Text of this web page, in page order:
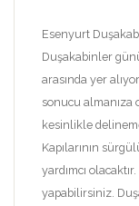
Esenyurt
Duşakabinler
arasında yer
sonucu almanıza
kesinlikle
Kapılarının
yardımcı
yapabilirsiniz.